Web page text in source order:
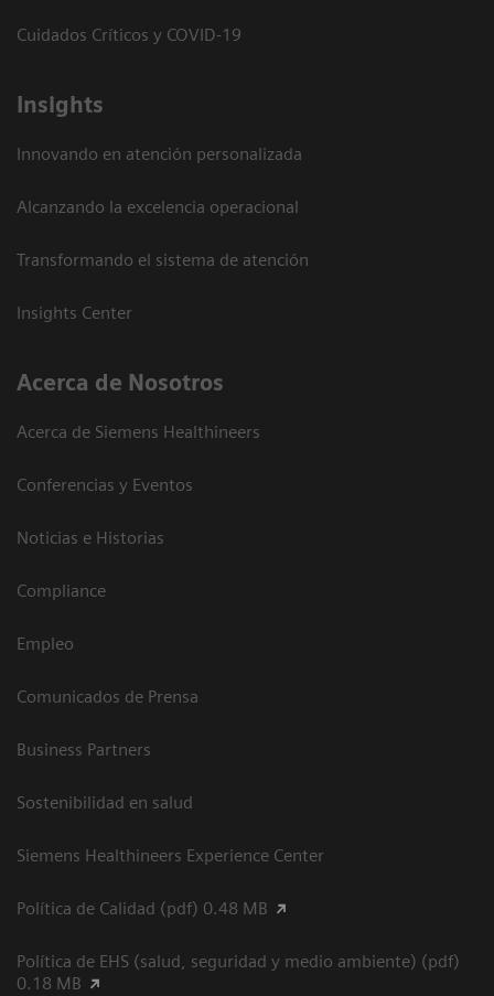
Cuidados Críticos y COVID-19
Insights
Innovando en atención personalizada
Alcanzando la excelencia operacional
Transformando el sistema de atención
Insights Center
Acerca de Nosotros
Acerca de Siemens Healthineers
Conferencias y Eventos
Noticias e Historias
Compliance
Empleo
Comunicados de Prensa
Business Partners
Sostenibilidad en salud
Siemens Healthineers Experience Center
Política de Calidad (pdf) 0.48 MB
Política de EHS (salud, seguridad y medio ambiente) (pdf)
0.18 MB